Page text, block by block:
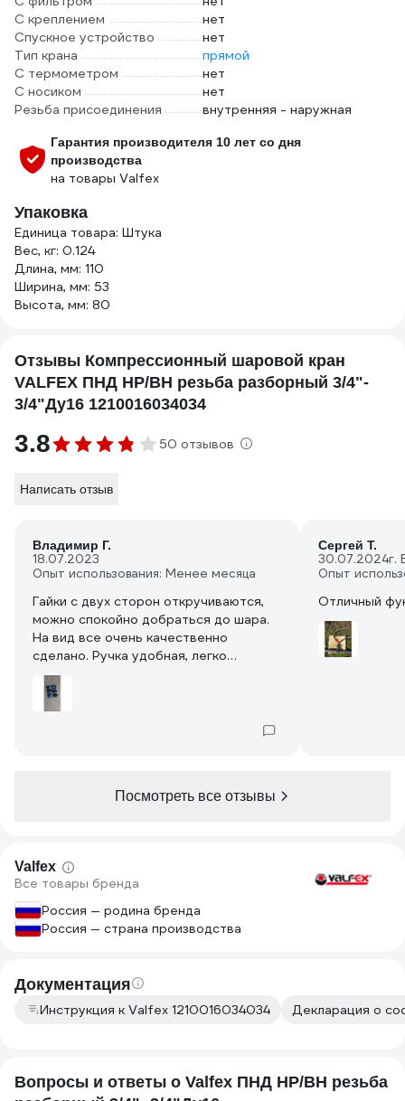
С креплением
нет
Спускное устройство
нет
Тип крана
прямой
С термометром
нет
С носиком
нет
Резьба присоединения
внутренняя - наружная
Гарантия производителя 10 лет со дня
производства
на товары Valfex
Упаковка
Единица товара: Штука
Вес, кг: 0.124
Длина, мм: 110
Ширина, мм: 53
Высота, мм: 80
Отзывы Компрессионный шаровой кран
VALFEX ПНД НР/ВН резьба разборный 3/4"-
3/4"Ду16 1210016034034
3.8 50 отзывов
Написать отзыв
Владимир Г.
18.07.2023
Опыт использования: Менее месяца
Гайки с двух сторон откручиваются,
можно спокойно добраться до шара.
На вид все очень качественно
сделано. Ручка удобная, легко
открывать закрывать. Использую пока
не долго, но надеюсь не прогадал, да
и цена разумная.
Сергей Т.
30.07.2024г.
Опыт
Отличный
Посмотреть все отзывы
Valfex
Все товары бренда
Россия — родина бренда
Россия — страна производства
Документация
Инструкция к Valfex 1210016034034 Декларация о
Вопросы и ответы о Valfex ПНД НР/ВН резьба